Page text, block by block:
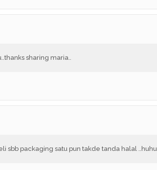
sharing maria..
sbb packaging satu pun takde tanda halal ..huhu..